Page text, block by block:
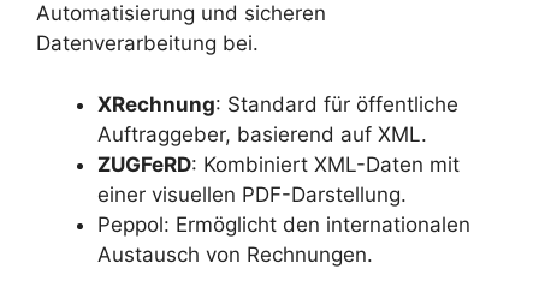
Automatisierung und sicheren
Datenverarbeitung bei.
XRechnung: Standard für öffentliche
Auftraggeber, basierend auf XML.
ZUGFeRD: Kombiniert XML-Daten mit
einer visuellen PDF-Darstellung.
Peppol: Ermöglicht den internationalen
Austausch von Rechnungen.